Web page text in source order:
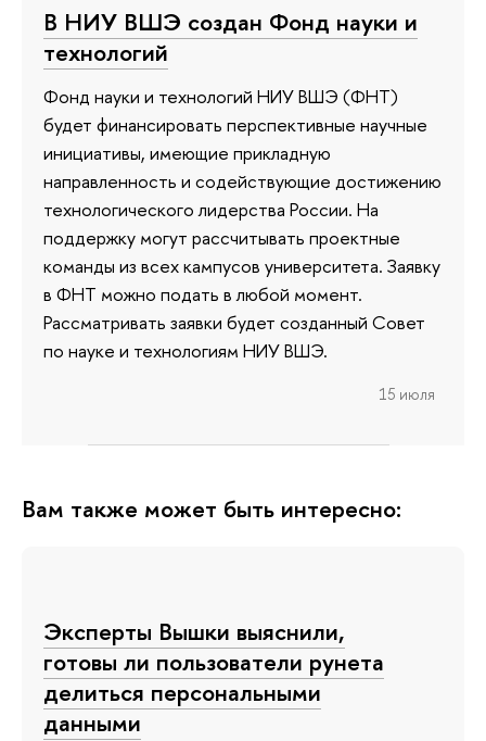
В НИУ ВШЭ создан Фонд науки и
технологий
Фонд науки и технологий НИУ ВШЭ (ФНТ)
будет финансировать перспективные научные
инициативы, имеющие прикладную
направленность и содействующие достижению
технологического лидерства России. На
поддержку могут рассчитывать проектные
команды из всех кампусов университета. Заявку
в ФНТ можно подать в любой момент.
Рассматривать заявки будет созданный Совет
по науке и технологиям НИУ ВШЭ.
15 июля
Вам также может быть интересно:
Эксперты Вышки выяснили,
готовы ли пользователи рунета
делиться персональными
данными